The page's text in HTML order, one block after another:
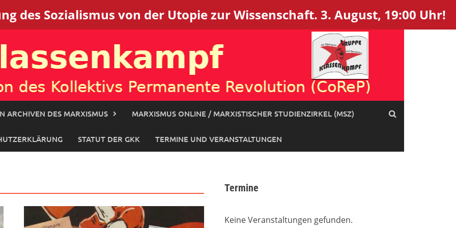
des Sozialismus von der Utopie zur Wissenschaft. 3. August, 19:00 Uhr!
ARCHIVEN DES MARXISMUS MARXISMUS ONLINE / MARXISTISCHER STUDIENZIRKEL (MSZ)
STATUT DER GKK TERMINE UND VERANSTALTUNGEN
Termine
Keine Veranstaltungen gefunden.